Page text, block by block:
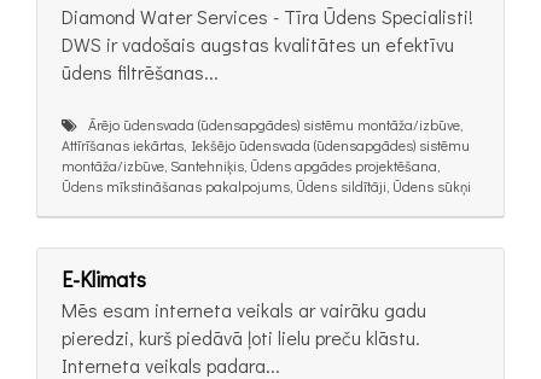
Diamond Water Services - Tīra Ūdens Specialisti!
DWS ir vadošais augstas kvalitātes un efektīvu
ūdens filtrēšanas...
Ārējo ūdensvada (ūdensapgādes) sistēmu montāža/izbūve,
Attīrīšanas iekārtas, Iekšējo ūdensvada (ūdensapgādes) sistēmu
montāža/izbūve, Santehniķis, Ūdens apgādes projektēšana,
Ūdens mīkstināšanas pakalpojums, Ūdens sildītāji, Ūdens sūkņi
E-Klimats
Mēs esam interneta veikals ar vairāku gadu
pieredzi, kurš piedāvā ļoti lielu preču klāstu.
Interneta veikals padara...